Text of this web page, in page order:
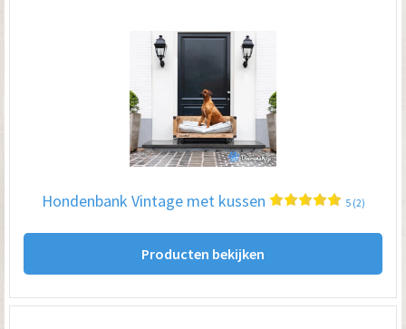
Hondenbank Vintage met kussen 5 (2)
Producten bekijken